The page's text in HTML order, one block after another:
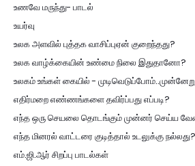
உணவே மருந்து- பாடல்
உயர்வு
உலக அளவில் புத்தக வாசிப்புஏன் குறைந்தது?
உலக வாழ்க்கையின் உண்மை நிலை இதுதானோ?
உலகம் உங்கள் கையில் -
எதிர்மறை எண்ணங்களை தவிர்ப்பது எப்படி?
எந்த ஒரு செயலை தொடங்கும் முன்னர் செய்ய
எந்த மினரல் வாட்டரை குடித்தால் உடலுக்கு நல்லது?
எம்.ஜி.ஆர் சிறப்பு பாடல்கள்